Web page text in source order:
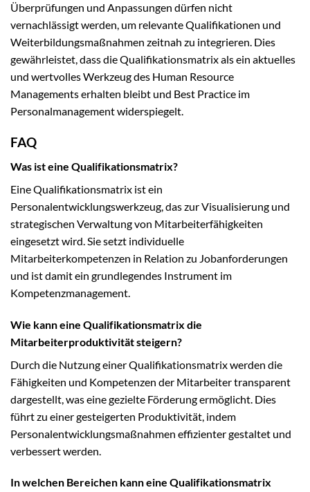
Überprüfungen und Anpassungen dürfen nicht
vernachlässigt werden, um relevante Qualifikationen und
Weiterbildungsmaßnahmen zeitnah zu integrieren. Dies
gewährleistet, dass die Qualifikationsmatrix als ein aktuelles
und wertvolles Werkzeug des Human Resource
Managements erhalten bleibt und Best Practice im
Personalmanagement widerspiegelt.
FAQ
Was ist eine Qualifikationsmatrix?
Eine Qualifikationsmatrix ist ein
Personalentwicklungswerkzeug, das zur Visualisierung und
strategischen Verwaltung von Mitarbeiterfähigkeiten
eingesetzt wird. Sie setzt individuelle
Mitarbeiterkompetenzen in Relation zu Jobanforderungen
und ist damit ein grundlegendes Instrument im
Kompetenzmanagement.
Wie kann eine Qualifikationsmatrix die
Mitarbeiterproduktivität steigern?
Durch die Nutzung einer Qualifikationsmatrix werden die
Fähigkeiten und Kompetenzen der Mitarbeiter transparent
dargestellt, was eine gezielte Förderung ermöglicht. Dies
führt zu einer gesteigerten Produktivität, indem
Personalentwicklungsmaßnahmen effizienter gestaltet und
verbessert werden.
In welchen Bereichen kann eine Qualifikationsmatrix